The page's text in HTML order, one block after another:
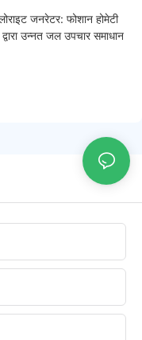
जनरेटर: फोशान होमेटी
उन्नत जल उपचार समाधान